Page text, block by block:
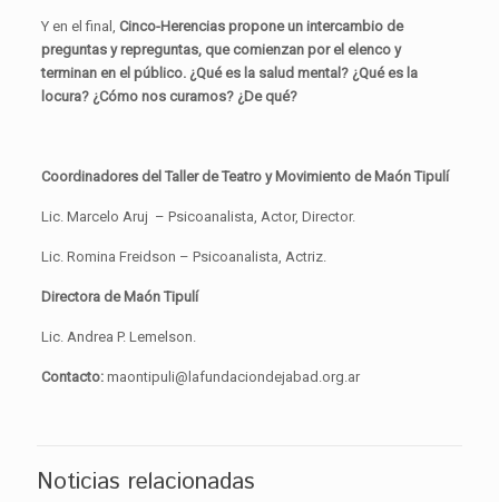
Y en el final, Cinco-Herencias propone un intercambio de
preguntas y repreguntas, que comienzan por el elenco y
terminan en el público. ¿Qué es la salud mental? ¿Qué es la
locura? ¿Cómo nos curamos? ¿De qué?
Coordinadores del Taller de Teatro y Movimiento de Maón Tipulí
Lic. Marcelo Aruj – Psicoanalista, Actor, Director.
Lic. Romina Freidson – Psicoanalista, Actriz.
Directora de Maón Tipulí
Lic. Andrea P. Lemelson.
Contacto: maontipuli@lafundaciondejabad.org.ar
Noticias relacionadas